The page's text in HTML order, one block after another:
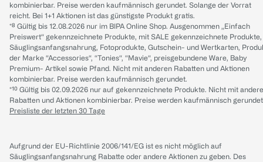
kombinierbar. Preise werden kaufmännisch gerundet. Solange der Vorrat
reicht. Bei 1+1 Aktionen ist das günstigste Produkt gratis.
*⁸ Gültig bis 12.08.2026 nur im BIPA Online Shop. Ausgenommen „Einfach
Preiswert“ gekennzeichnete Produkte, mit SALE gekennzeichnete Produkte,
Säuglingsanfangsnahrung, Fotoprodukte, Gutschein- und Wertkarten,
der Marke “Accessories“, “Tonies“, “Mavie“, preisgebundene Ware, Baby
Premium- Artikel sowie Pfand. Nicht mit anderen Rabatten und Aktionen
kombinierbar. Preise werden kaufmännisch gerundet.
*¹⁰ Gültig bis 02.09.2026 nur auf gekennzeichnete Produkte. Nicht mit
Rabatten und Aktionen kombinierbar. Preise werden kaufmännisch
Preisliste der letzten 30 Tage
Aufgrund der EU-Richtlinie 2006/141/EG ist es nicht möglich auf
Säuglingsanfangsnahrung Rabatte oder andere Aktionen zu geben. Des